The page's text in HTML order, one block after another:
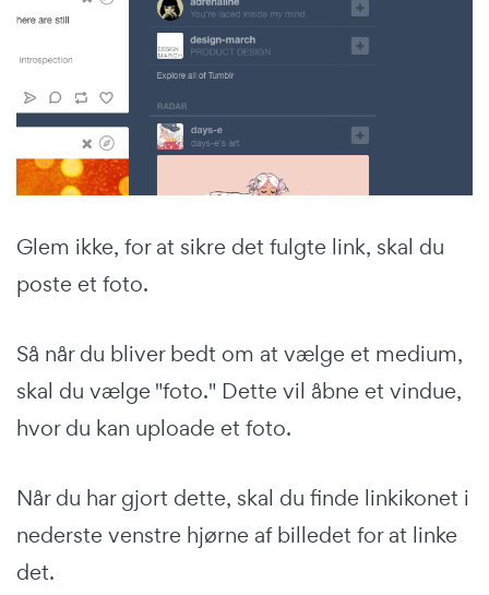
Glem ikke, for at sikre det fulgte link, skal du
poste et foto.
Så når du bliver bedt om at vælge et medium,
skal du vælge "foto." Dette vil åbne et vindue,
hvor du kan uploade et foto.
Når du har gjort dette, skal du finde linkikonet i
nederste venstre hjørne af billedet for at linke
det.